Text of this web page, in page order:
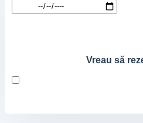
Vreau să